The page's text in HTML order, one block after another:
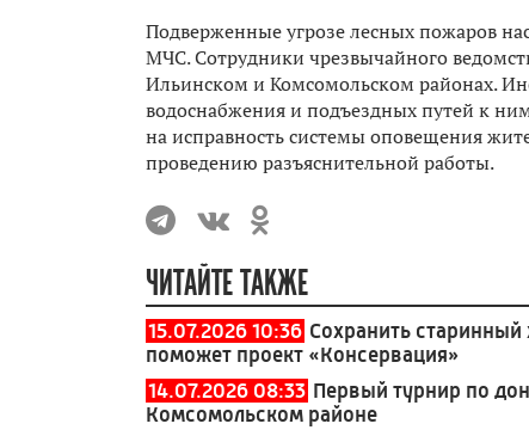
Подверженные угрозе лесных пожаров
МЧС. Сотрудники чрезвычайного
Ильинском и Комсомольском районах.
водоснабжения и подъездных путей к
на исправность системы оповещения
проведению разъяснительной работы.
ЧИТАЙТЕ ТАКЖЕ
15.07.2026 10:36 Сохранить
поможет проект «Консервация»
14.07.2026 08:33 Первый турнир по
Комсомольском районе